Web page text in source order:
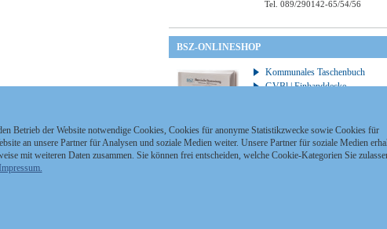
Tel. 089/290142-65/54/56
BSZ-ONLINESHOP
Kommunales Taschenbuch
GVBl | Einbanddecke
Betrieb der Website notwendige Cookies, Cookies für anonyme Statistikzwecke sowie Cookies für
an unsere Partner für Analysen und soziale Medien weiter. Unsere Partner für soziale Medien
mit weiteren Daten zusammen. Sie können frei entscheiden, welche Cookie-Kategorien Sie